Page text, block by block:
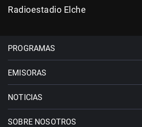
Radioestadio Elche
PROGRAMAS
EMISORAS
NOTICIAS
SOBRE NOSOTROS